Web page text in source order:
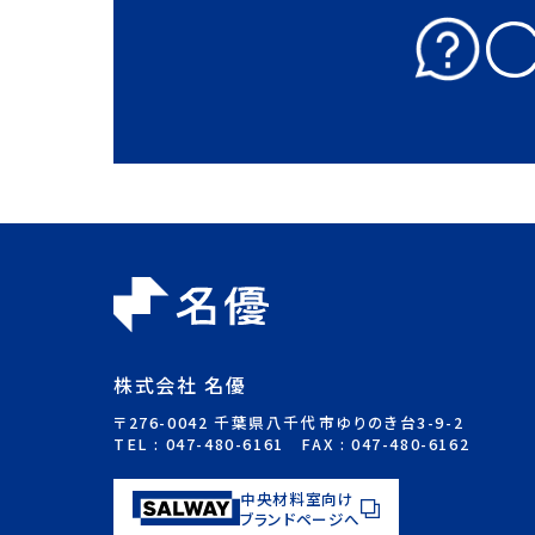
株式会社 名優
〒276-0042 千葉県八千代市ゆりのき台3-9-2
TEL : 047-480-6161 FAX : 047-480-6162
中央材料室向け
ブランドページへ